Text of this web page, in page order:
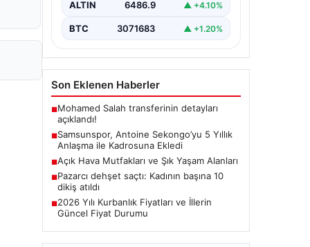
Dunkerque forması giyen…
ALTIN 6486.9 ▲ +4.10%
BTC 3071683 ▲ +1.20%
Son Eklenen Haberler
■Mohamed Salah transferinin detayları
açıklandı!
■Samsunspor, Antoine Sekongo’yu 5 Yıllık
Anlaşma ile Kadrosuna Ekledi
■Açık Hava Mutfakları ve Şık Yaşam Alanları
■Pazarcı dehşet saçtı: Kadının başına 10
dikiş atıldı
■2026 Yılı Kurbanlık Fiyatları ve İllerin
Güncel Fiyat Durumu